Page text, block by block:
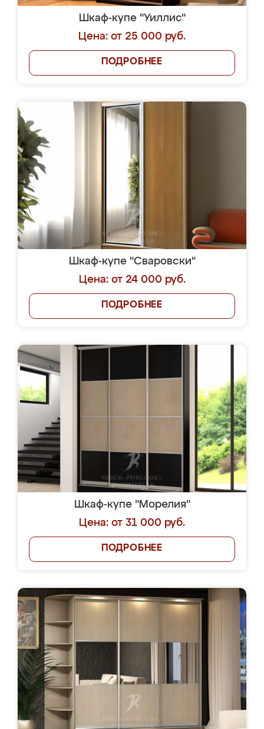
Шкаф-купе "Уиллис"
Цена: от 25 000 руб.
ПОДРОБНЕЕ
Шкаф-купе "Сваровски"
Цена: от 24 000 руб.
ПОДРОБНЕЕ
Шкаф-купе "Морелия"
Цена: от 31 000 руб.
ПОДРОБНЕЕ